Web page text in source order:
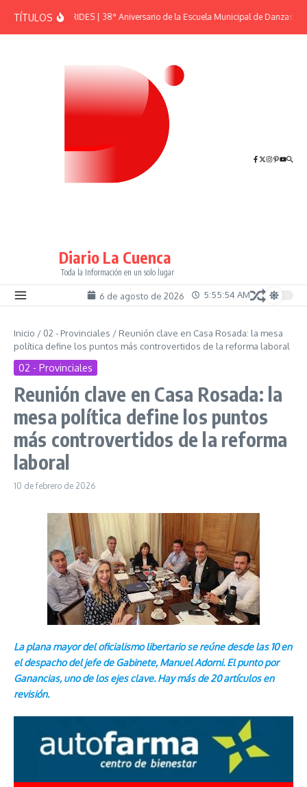
TÍTULOSEFEMÉRIDES | 38° Aniversario de la Escuela Municipal de Danzas “El
Diario La Cuenca
Toda la Información en un solo lugar
6 de agosto de 2026 5:55:54 AM
Inicio / 02 - Provinciales / Reunión clave en Casa Rosada: la mesa
política define los puntos más controvertidos de la reforma laboral
02 - Provinciales
Reunión clave en Casa Rosada: la
mesa política define los puntos
más controvertidos de la reforma
laboral
10 de febrero de 2026
La plana mayor del oficialismo libertario se reúne desde las 10 en
el despacho del jefe de Gabinete, Manuel Adorni. El punto por
Ganancias, uno de los ejes clave. Hay más de 20 artículos en
revisión.